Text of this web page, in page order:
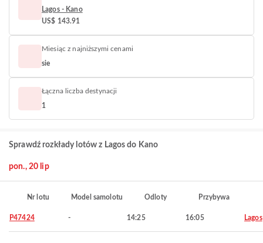
Lagos - Kano
US$ 143.91
Miesiąc z najniższymi cenami
sie
Łączna liczba destynacji
1
Sprawdź rozkłady lotów z Lagos do Kano
pon., 20 lip
Nr lotu Model samolotu Odloty Przybywa
P47424 - 14:25 16:05 Lagos